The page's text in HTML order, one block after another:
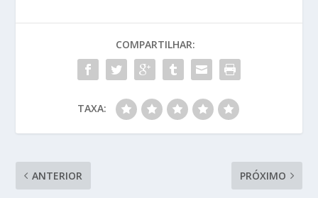
COMPARTILHAR:
TAXA:
ANTERIOR PRÓXIMO